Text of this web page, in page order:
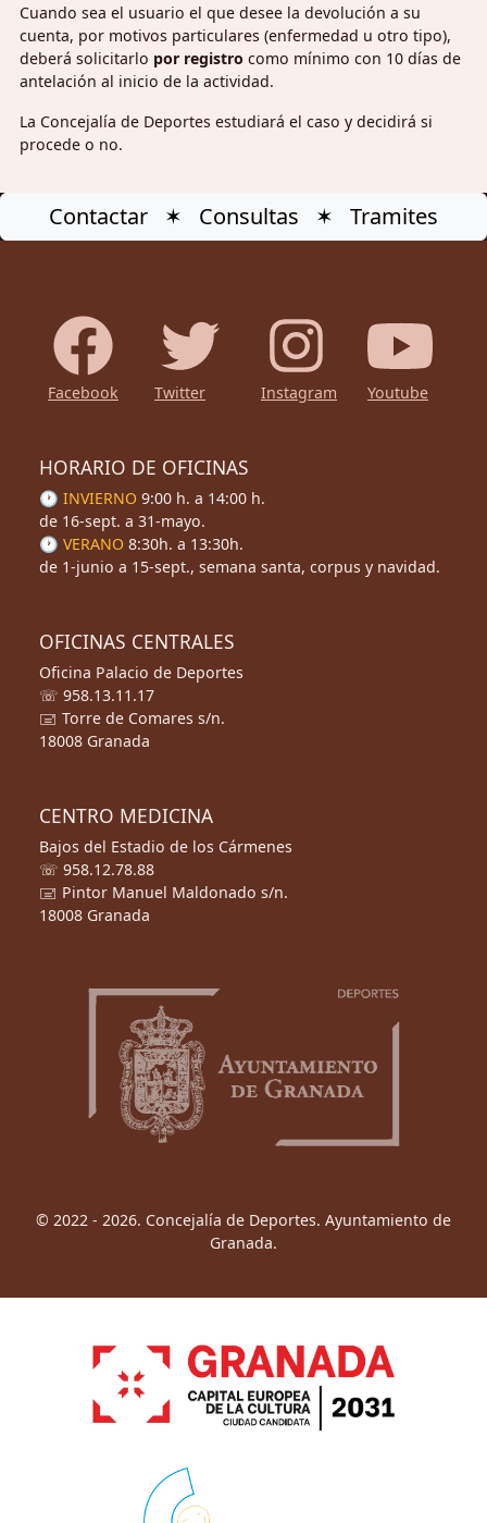
Cuando sea el usuario el que desee la devolución a su
cuenta, por motivos particulares (enfermedad u otro tipo),
deberá solicitarlo por registro como mínimo con 10 días de
antelación al inicio de la actividad.
La Concejalía de Deportes estudiará el caso y decidirá si
procede o no.
Contactar ✶ Consultas ✶ Tramites
Facebook Twitter Instagram Youtube
HORARIO DE OFICINAS
🕐 INVIERNO 9:00 h. a 14:00 h.
de 16-sept. a 31-mayo.
🕐 VERANO 8:30h. a 13:30h.
de 1-junio a 15-sept., semana santa, corpus y navidad.
OFICINAS CENTRALES
Oficina Palacio de Deportes
☏ 958.13.11.17
🖃 Torre de Comares s/n.
18008 Granada
CENTRO MEDICINA
Bajos del Estadio de los Cármenes
☏ 958.12.78.88
🖃 Pintor Manuel Maldonado s/n.
18008 Granada
© 2022 - 2026. Concejalía de Deportes. Ayuntamiento de
Granada.